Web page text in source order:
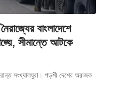
বাংলাদেশে
সীমান্তে আটকে
সংখ্যালঘুরা। পড়শী দেশের অরাজক